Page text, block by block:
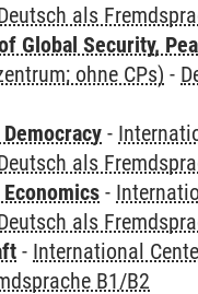
als
Global Security,
ohne CPs) -
-
als
-
als
- International
B1/B2